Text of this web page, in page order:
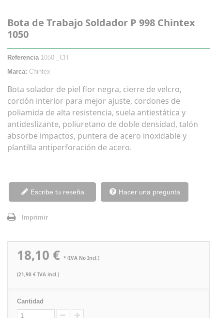
Bota de Trabajo Soldador P 998 Chintex
1050
Referencia 1050 _CH
Marca: Chintex
Bota solador de piel flor negra, cierre de velcro,
cordón interior para mejor ajuste, cordones de
poliamida de alta resistencia, suela antiestática y
antideslizante, poliuretano de doble densidad, talón
absorbe impactos, puntera de acero inoxidable y
plantilla antiperforación de acero.
Escribe tu reseña Hacer una pregunta
Imprimir
18,10 € * (IVA No Incl.)
(21,90 € IVA incl.)
Cantidad